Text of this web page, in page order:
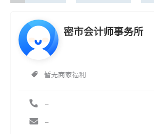
密市会计师事务所
暂无商家福利
-
-